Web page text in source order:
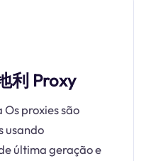
利 Proxy
proxies são
usando
última geração e